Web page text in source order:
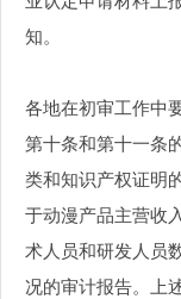
知。
各地在初审工作中
第十条和第十一条
类和知识产权证明
于动漫产品主营收
术人员和研发人员
况的审计报告。上